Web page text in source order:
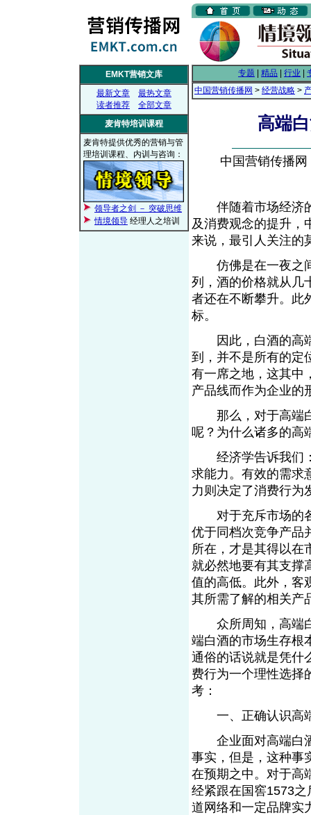
EMKT营销文库
最新文章
最热文章
读者推荐
全部文章
麦肯特培训课程
麦肯特提供优秀的营销与管
理培训课程、内训与咨询：
领导者之剑 － 突破思维
情境领导 经理人之培训
专题 精品 行业
中国营销传播网 > 经营战略 >
高端
中国营销传播
伴随着市场经济的
及消费观念的提升，
来说，最引人关注的
仿佛是在一夜之间
列，酒的价格就从几
者还在不断攀升。此
标。
因此，白酒的高端
到，并不是所有的定
有一席之地，这其中
产品线而作为企业的
那么，对于高端白
呢？为什么诸多的高
经济学告诉我们：
求能力。有效的需求
力则决定了消费行为
对于充斥市场的各
优于同档次竞争产品
所在，才是其得以在
就必然地要有其支撑
值的高低。此外，客
其所需了解的相关产
众所周知，高端白
端白酒的市场生存根
通俗的话说就是凭什
费行为一个理性选择
考：
一、正确认识高端
企业面对高端白酒
事实，但是，这种事
在预期之中。对于高
经紧跟在国窖1573
道网络和一定品牌实